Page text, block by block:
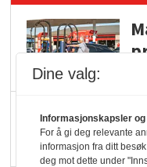
Dine valg:
Informasjonskapsler
For å gi deg relevante
informasjon fra ditt
deg mot dette under